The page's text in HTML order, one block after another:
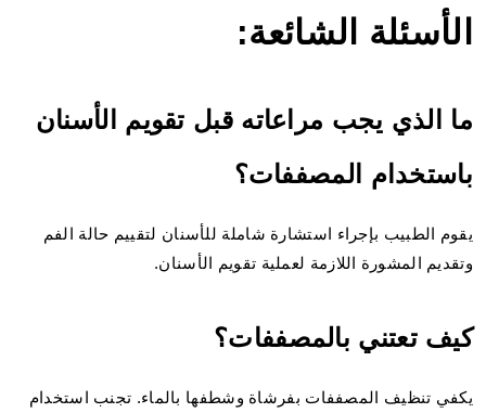
الأسئلة الشائعة:
ما الذي يجب مراعاته قبل تقويم الأسنان
باستخدام المصففات؟
يقوم الطبيب بإجراء استشارة شاملة للأسنان لتقييم حالة الفم
وتقديم المشورة اللازمة لعملية تقويم الأسنان.
كيف تعتني بالمصففات؟
يكفي تنظيف المصففات بفرشاة وشطفها بالماء. تجنب استخدام